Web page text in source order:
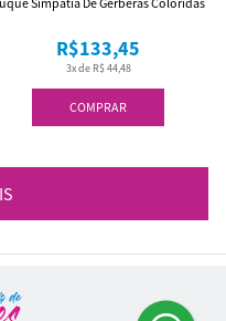
COMPRAR
3x de R$ 44,48
R$133,45